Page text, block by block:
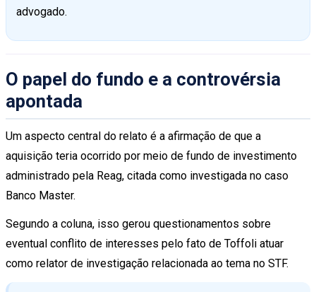
advogado.
O papel do fundo e a controvérsia
apontada
Um aspecto central do relato é a afirmação de que a
aquisição teria ocorrido por meio de fundo de investimento
administrado pela Reag, citada como investigada no caso
Banco Master.
Segundo a coluna, isso gerou questionamentos sobre
eventual conflito de interesses pelo fato de Toffoli atuar
como relator de investigação relacionada ao tema no STF.